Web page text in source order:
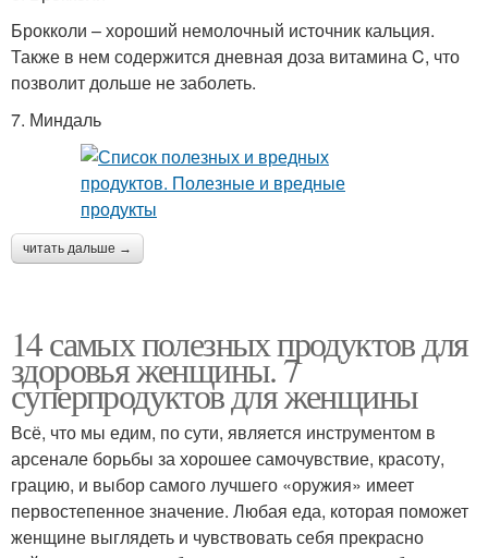
Брокколи – хороший немолочный источник кальция.
Также в нем содержится дневная доза витамина C, что
позволит дольше не заболеть.
7. Миндаль
читать дальше →
14 самых полезных продуктов для
здоровья женщины. 7
суперпродуктов для женщины
Всё, что мы едим, по сути, является инструментом в
арсенале борьбы за хорошее самочувствие, красоту,
грацию, и выбор самого лучшего «оружия» имеет
первостепенное значение. Любая еда, которая поможет
женщине выглядеть и чувствовать себя прекрасно